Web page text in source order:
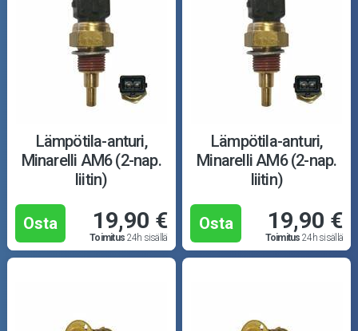
Lämpötila-anturi,
Minarelli AM6 (2-nap.
liitin)
Osta 19,90 €
Toimitus 24h sisällä
Lämpötila-anturi,
Minarelli AM6 (2-nap.
liitin)
Osta 19,90 €
Toimitus 24h sisällä